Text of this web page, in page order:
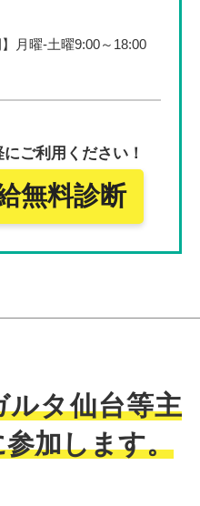
】月曜-土曜9:00～18:00
ご利用ください！
無料診断
ルタ仙台等主
加します。